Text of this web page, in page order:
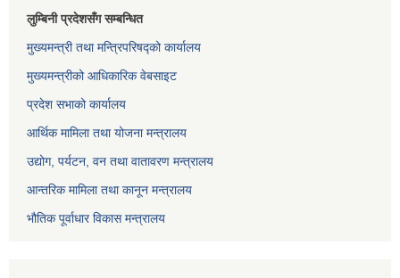
लुम्बिनी प्रदेशसँग सम्बन्धित
मुख्यमन्त्री तथा मन्त्रिपरिषद्को कार्यालय
मुख्यमन्त्रीको आधिकारिक वेबसाइट
प्रदेश सभाको कार्यालय
आर्थिक मामिला तथा योजना मन्त्रालय
उद्योग, पर्यटन, वन तथा वातावरण मन्त्रालय
आन्तरिक मामिला तथा कानून मन्त्रालय
भौतिक पूर्वाधार विकास मन्त्रालय